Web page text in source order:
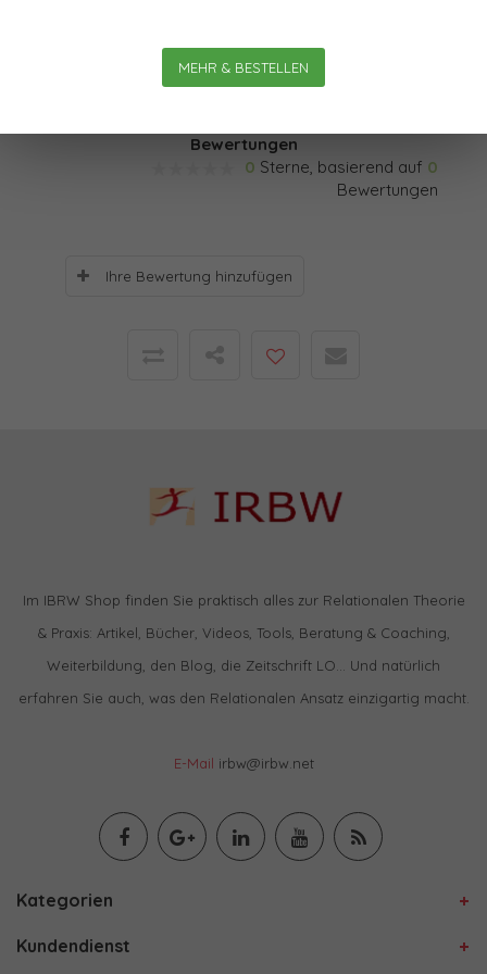
MEHR & BESTELLEN
gefordert? Diesen Fragen möchte Franz Friczewski in
der vorliegenden neuen Serie nachgehen.
Bewertungen
0 Sterne, basierend auf 0
Bewertungen
Ihre Bewertung hinzufügen
Im IBRW Shop finden Sie praktisch alles zur Relationalen Theorie
& Praxis: Artikel, Bücher, Videos, Tools, Beratung & Coaching,
Weiterbildung, den Blog, die Zeitschrift LO… Und natürlich
erfahren Sie auch, was den Relationalen Ansatz einzigartig macht.
E-Mail irbw@irbw.net
Kategorien
Kundendienst